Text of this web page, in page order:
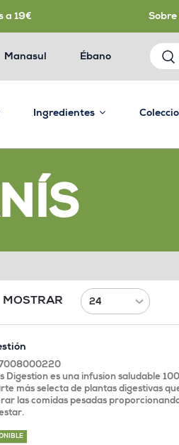
a 19€
Manasul Ébano
Ingredientes
MOSTRAR
Digestion es una infusion saludable
más selecta de plantas digestivas
las comidas pesadas